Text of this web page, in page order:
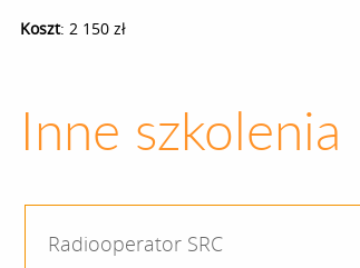
Koszt: 2 150 zł
Inne szkolenia
Radiooperator SRC